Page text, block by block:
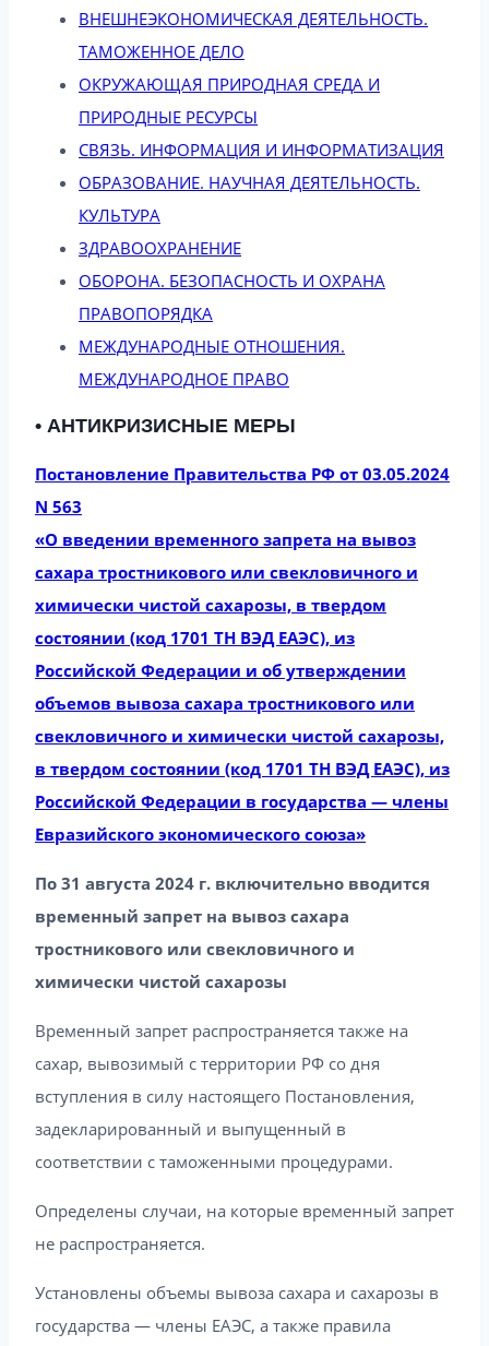
ВНЕШНЕЭКОНОМИЧЕСКАЯ ДЕЯТЕЛЬНОСТЬ.
ТАМОЖЕННОЕ ДЕЛО
ОКРУЖАЮЩАЯ ПРИРОДНАЯ СРЕДА И
ПРИРОДНЫЕ РЕСУРСЫ
СВЯЗЬ. ИНФОРМАЦИЯ И ИНФОРМАТИЗАЦИЯ
ОБРАЗОВАНИЕ. НАУЧНАЯ ДЕЯТЕЛЬНОСТЬ.
КУЛЬТУРА
ЗДРАВООХРАНЕНИЕ
ОБОРОНА. БЕЗОПАСНОСТЬ И ОХРАНА
ПРАВОПОРЯДКА
МЕЖДУНАРОДНЫЕ ОТНОШЕНИЯ.
МЕЖДУНАРОДНОЕ ПРАВО
• АНТИКРИЗИСНЫЕ МЕРЫ
Постановление Правительства РФ от 03.05.2024
N 563
«О введении временного запрета на вывоз
сахара тростникового или свекловичного и
химически чистой сахарозы, в твердом
состоянии (код 1701 ТН ВЭД ЕАЭС), из
Российской Федерации и об утверждении
объемов вывоза сахара тростникового или
свекловичного и химически чистой сахарозы,
в твердом состоянии (код 1701 ТН ВЭД ЕАЭС), из
Российской Федерации в государства — члены
Евразийского экономического союза»
По 31 августа 2024 г. включительно вводится
временный запрет на вывоз сахара
тростникового или свекловичного и
химически чистой сахарозы
Временный запрет распространяется также на
сахар, вывозимый с территории РФ со дня
вступления в силу настоящего Постановления,
задекларированный и выпущенный в
соответствии с таможенными процедурами.
Определены случаи, на которые временный запрет
не распространяется.
Установлены объемы вывоза сахара и сахарозы в
государства — члены ЕАЭС, а также правила